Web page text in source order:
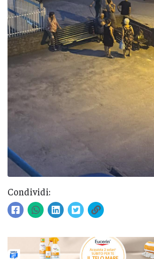
Condividi: